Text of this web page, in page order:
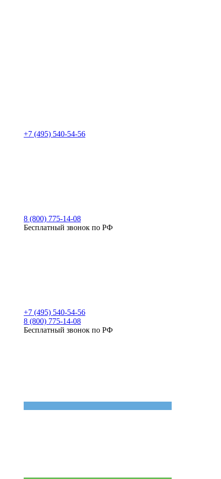
+7 (495) 540-54-56
8 (800) 775-14-08
Бесплатный звонок по РФ
+7 (495) 540-54-56
8 (800) 775-14-08
Бесплатный звонок по РФ